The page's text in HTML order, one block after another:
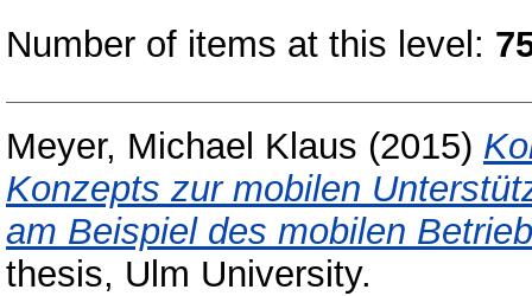
Number of items at this level:
Meyer, Michael Klaus (2015)
Konzepts zur mobilen
am Beispiel des mobilen
thesis, Ulm University.